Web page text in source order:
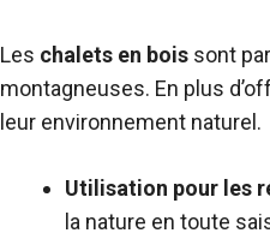
Les chalets en bois sont
montagneuses. En plus
leur environnement naturel.
Utilisation pour les
la nature en toute